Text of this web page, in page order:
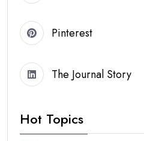
Pinterest
The Journal Story
Hot Topics